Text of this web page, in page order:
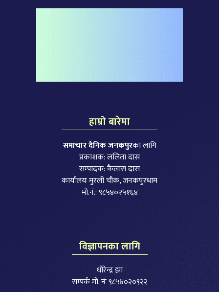
हाम्रो बारेमा
समाचार दैनिक जनकपुरका लागि
प्रकाशक: ललिता दास
सम्पादक: कैलास दास
कार्यालयः मुरली चौक, जनकपुरधाम
मो.नं.: ९८५४०२५१६४
विज्ञापनका लागि
धीरेन्द्र झा
सम्पर्क मो. नंः ९८५४०२०९२२